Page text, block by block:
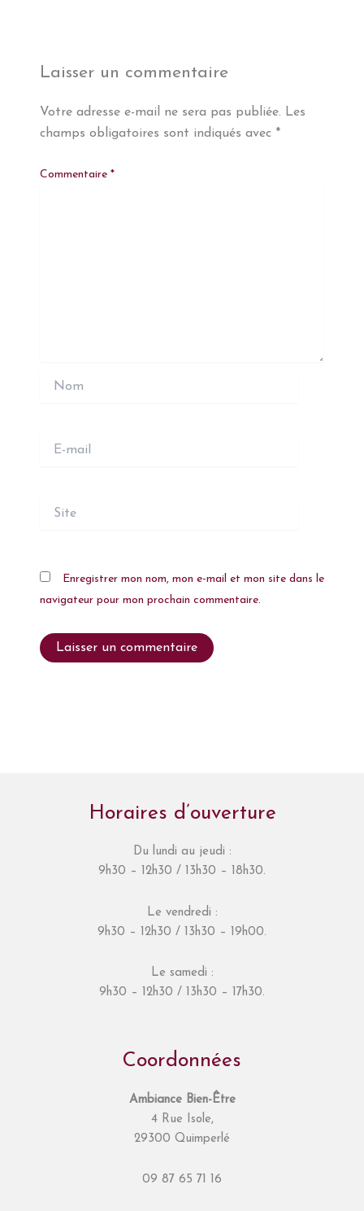
Laisser un commentaire
Votre adresse e-mail ne sera pas publiée. Les
champs obligatoires sont indiqués avec *
Commentaire *
mail
Enregistrer mon nom, mon e-mail et mon site dans le
navigateur pour mon prochain commentaire.
Horaires d’ouverture
Du lundi au jeudi :
9h30 – 12h30 / 13h30 – 18h30.
Le vendredi :
9h30 – 12h30 / 13h30 – 19h00.
Le samedi :
9h30 – 12h30 / 13h30 – 17h30.
Coordonnées
Ambiance Bien-Être
4 Rue Isole,
29300 Quimperlé
09 87 65 71 16